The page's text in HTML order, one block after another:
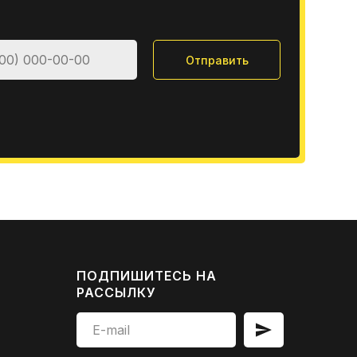
Отправить
ПОДПИШИТЕСЬ НА
РАССЫЛКУ